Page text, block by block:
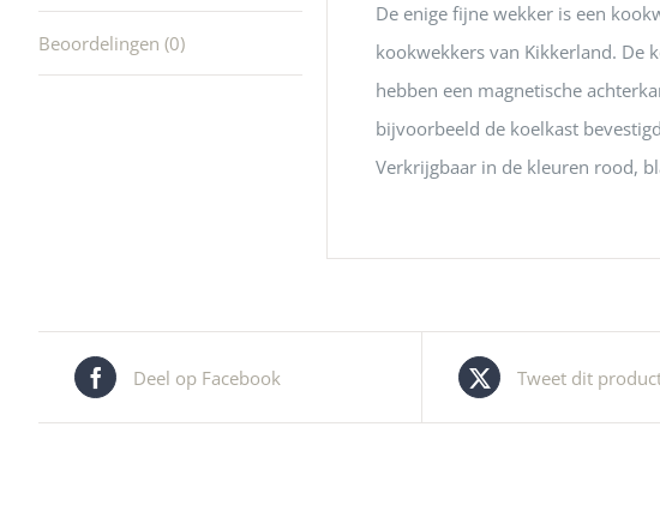
Beoordelingen (0)
De enige fijne wekker is een
kookwekkers van Kikkerland.
hebben een magnetische
bijvoorbeeld de koelkast
Verkrijgbaar in de kleuren rood,
Deel op Facebook Tweet dit